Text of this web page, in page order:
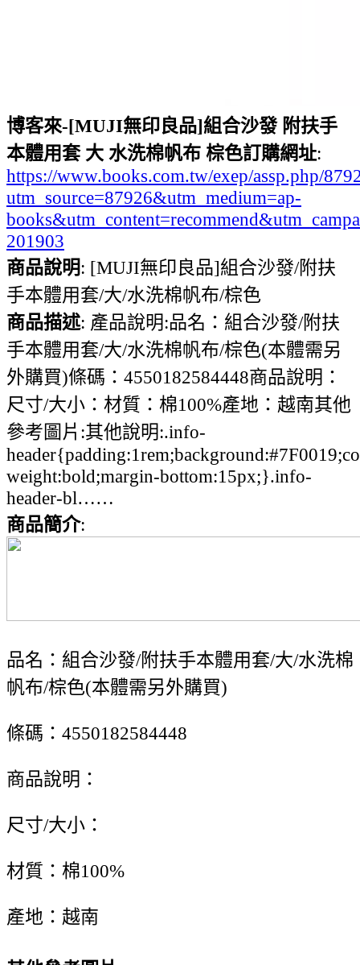
博客來-[MUJI無印良品]組合沙發 附扶手
本體用套 大 水洗棉帆布 棕色訂購網址:
https://www.books.com.tw/exep/assp.php/
utm_source=87926&utm_medium=ap-
201903
商品說明: [MUJI無印良品]組合沙發/附扶
手本體用套/大/水洗棉帆布/棕色
商品描述: 產品說明:品名：組合沙發/附扶
手本體用套/大/水洗棉帆布/棕色(本體需另
外購買)條碼：4550182584448商品說明：
尺寸/大小：材質：棉100%產地：越南其他
參考圖片:其他說明:.info-
weight:bold;margin-bottom:15px;}.info-
header-bl……
商品簡介:
品名：組合沙發/附扶手本體用套/大/水洗棉
帆布/棕色(本體需另外購買)
條碼：4550182584448
商品說明：
尺寸/大小：
材質：棉100%
產地：越南